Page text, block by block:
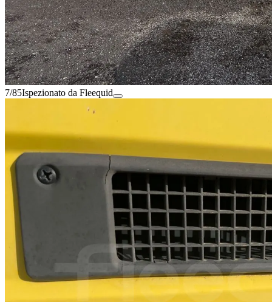
7/85Ispezionato da Fleequid